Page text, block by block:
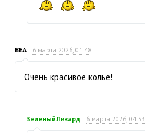
ВЕА 6 марта 2026, 01:48
Очень красивое колье!
ЗеленыйЛизард 6 марта 2026, 04:33